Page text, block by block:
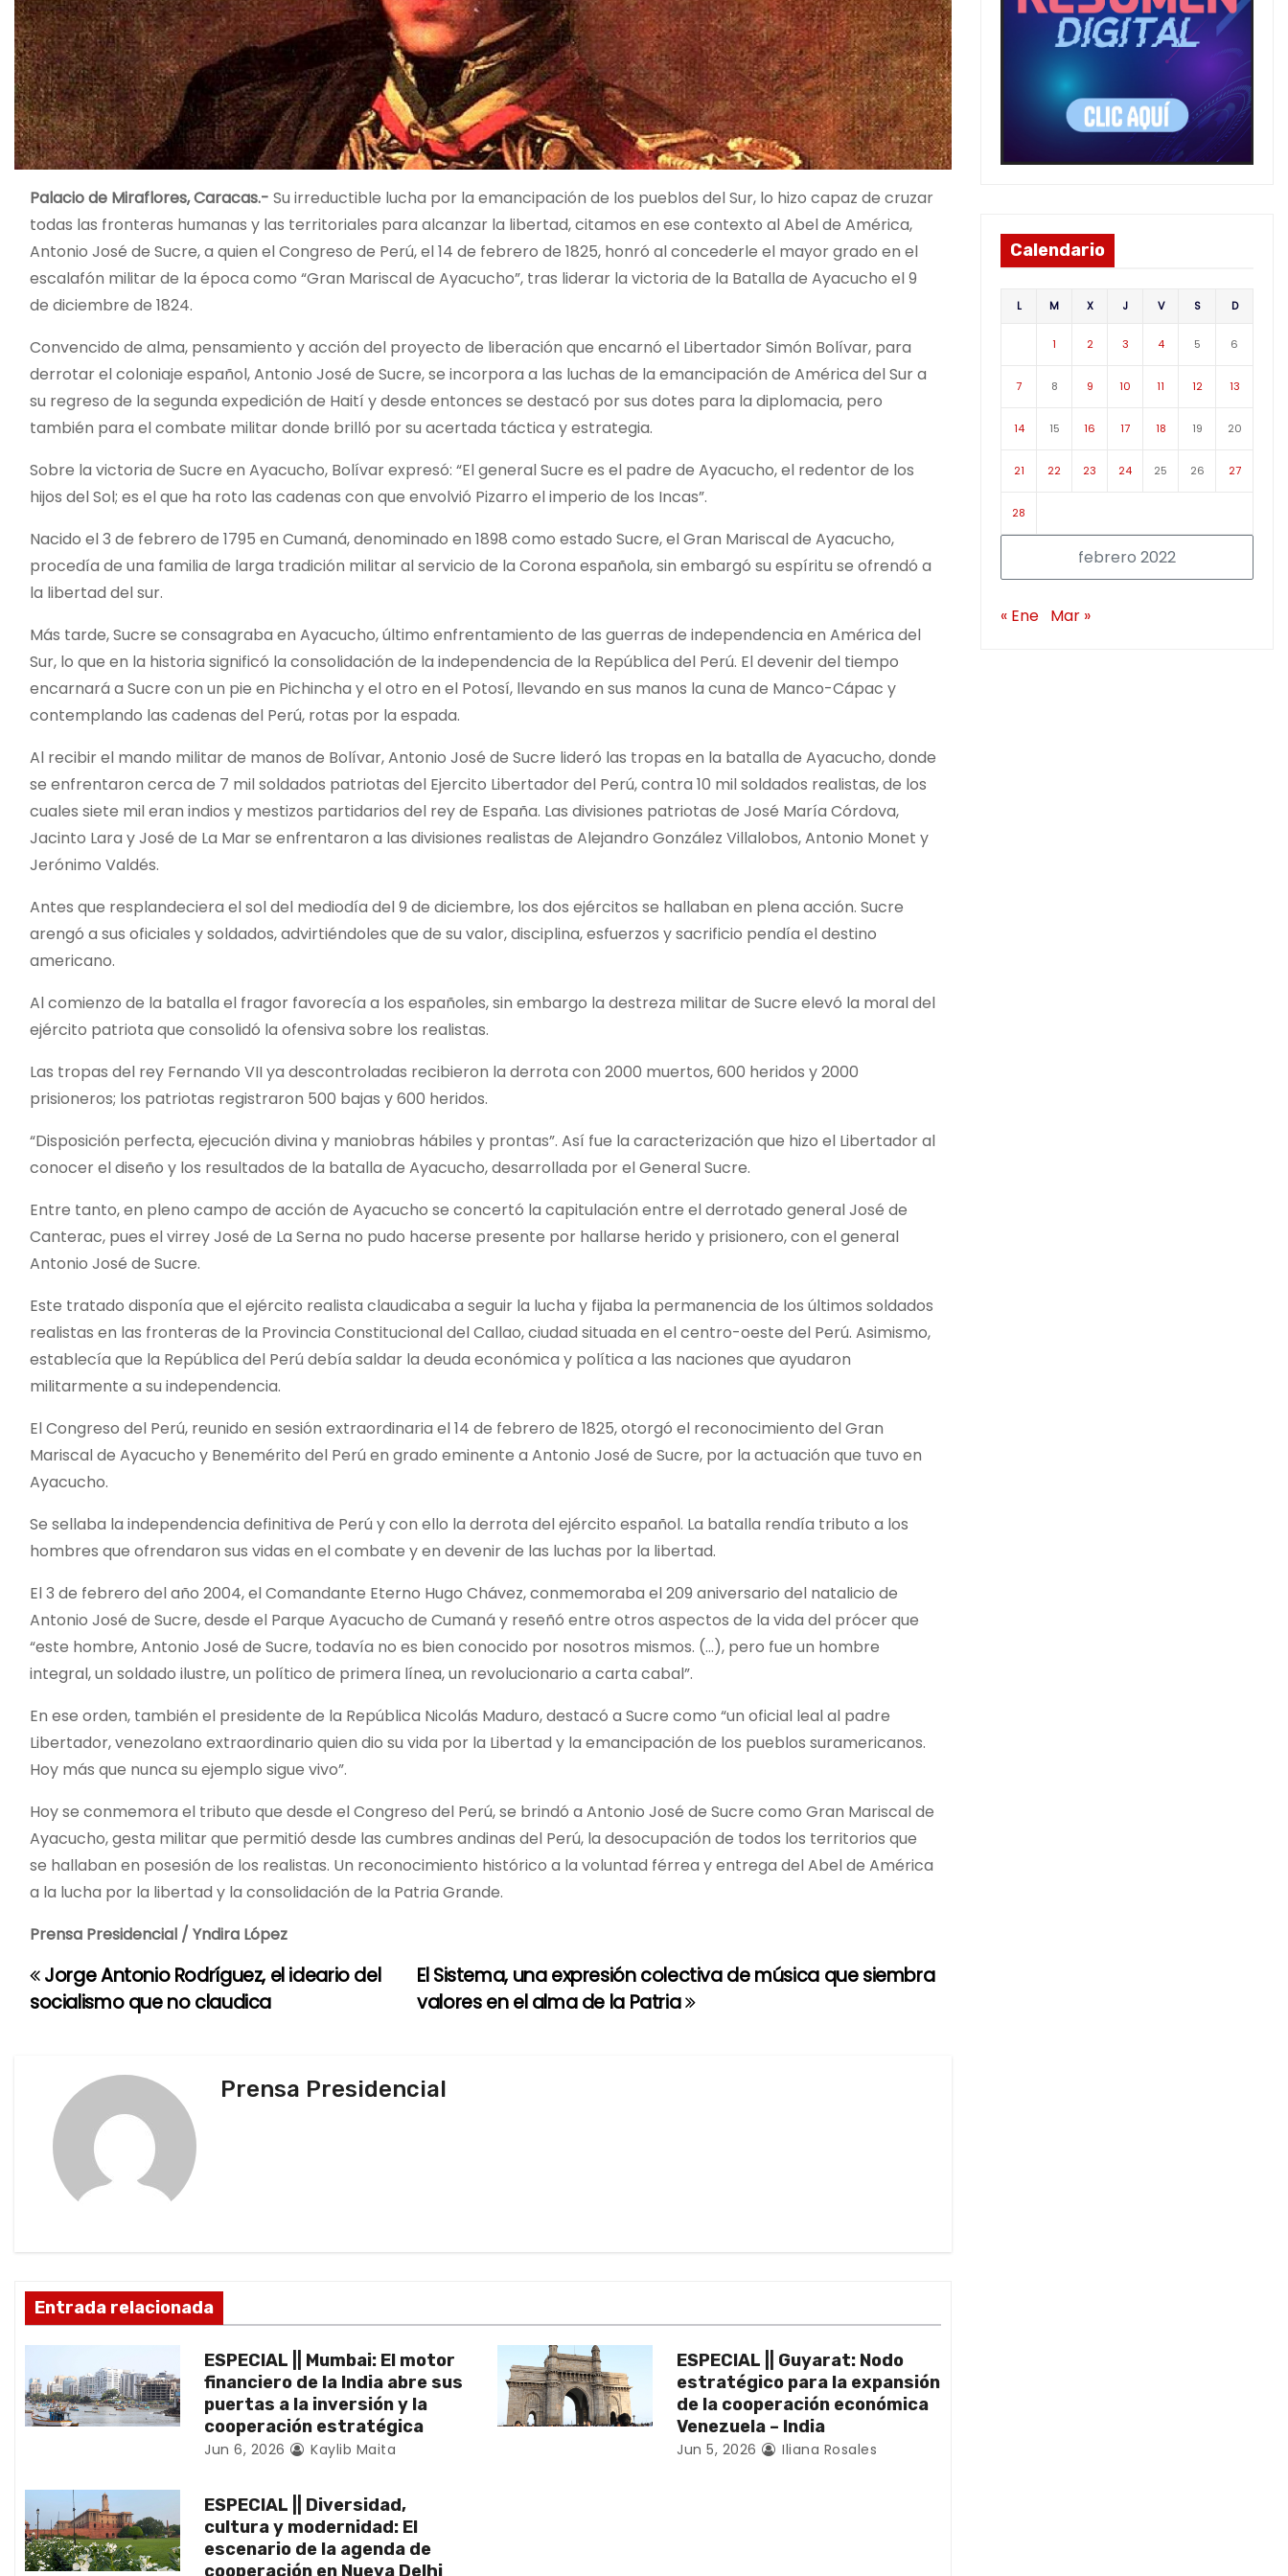
Palacio de Miraflores, Caracas.- Su irreductible lucha por la emancipación de los pueblos del Sur, lo hizo capaz de cruzar
todas las fronteras humanas y las territoriales para alcanzar la libertad, citamos en ese contexto al Abel de América,
Antonio José de Sucre, a quien el Congreso de Perú, el 14 de febrero de 1825, honró al concederle el mayor grado en el
escalafón militar de la época como “Gran Mariscal de Ayacucho”, tras liderar la victoria de la Batalla de Ayacucho el 9
de diciembre de 1824.
Convencido de alma, pensamiento y acción del proyecto de liberación que encarnó el Libertador Simón Bolívar, para
derrotar el coloniaje español, Antonio José de Sucre, se incorpora a las luchas de la emancipación de América del Sur a
su regreso de la segunda expedición de Haití y desde entonces se destacó por sus dotes para la diplomacia, pero
también para el combate militar donde brilló por su acertada táctica y estrategia.
Sobre la victoria de Sucre en Ayacucho, Bolívar expresó: “El general Sucre es el padre de Ayacucho, el redentor de los
hijos del Sol; es el que ha roto las cadenas con que envolvió Pizarro el imperio de los Incas”.
Nacido el 3 de febrero de 1795 en Cumaná, denominado en 1898 como estado Sucre, el Gran Mariscal de Ayacucho,
procedía de una familia de larga tradición militar al servicio de la Corona española, sin embargó su espíritu se ofrendó a
la libertad del sur.
Más tarde, Sucre se consagraba en Ayacucho, último enfrentamiento de las guerras de independencia en América del
Sur, lo que en la historia significó la consolidación de la independencia de la República del Perú. El devenir del tiempo
encarnará a Sucre con un pie en Pichincha y el otro en el Potosí, llevando en sus manos la cuna de Manco-Cápac y
contemplando las cadenas del Perú, rotas por la espada.
Al recibir el mando militar de manos de Bolívar, Antonio José de Sucre lideró las tropas en la batalla de Ayacucho, donde
se enfrentaron cerca de 7 mil soldados patriotas del Ejercito Libertador del Perú, contra 10 mil soldados realistas, de los
cuales siete mil eran indios y mestizos partidarios del rey de España. Las divisiones patriotas de José María Córdova,
Jacinto Lara y José de La Mar se enfrentaron a las divisiones realistas de Alejandro González Villalobos, Antonio Monet y
Jerónimo Valdés.
Antes que resplandeciera el sol del mediodía del 9 de diciembre, los dos ejércitos se hallaban en plena acción. Sucre
arengó a sus oficiales y soldados, advirtiéndoles que de su valor, disciplina, esfuerzos y sacrificio pendía el destino
americano.
Al comienzo de la batalla el fragor favorecía a los españoles, sin embargo la destreza militar de Sucre elevó la moral del
ejército patriota que consolidó la ofensiva sobre los realistas.
Las tropas del rey Fernando VII ya descontroladas recibieron la derrota con 2000 muertos, 600 heridos y 2000
prisioneros; los patriotas registraron 500 bajas y 600 heridos.
“Disposición perfecta, ejecución divina y maniobras hábiles y prontas”. Así fue la caracterización que hizo el Libertador al
conocer el diseño y los resultados de la batalla de Ayacucho, desarrollada por el General Sucre.
Entre tanto, en pleno campo de acción de Ayacucho se concertó la capitulación entre el derrotado general José de
Canterac, pues el virrey José de La Serna no pudo hacerse presente por hallarse herido y prisionero, con el general
Antonio José de Sucre.
Este tratado disponía que el ejército realista claudicaba a seguir la lucha y fijaba la permanencia de los últimos soldados
realistas en las fronteras de la Provincia Constitucional del Callao, ciudad situada en el centro-oeste del Perú. Asimismo,
establecía que la República del Perú debía saldar la deuda económica y política a las naciones que ayudaron
militarmente a su independencia.
El Congreso del Perú, reunido en sesión extraordinaria el 14 de febrero de 1825, otorgó el reconocimiento del Gran
Mariscal de Ayacucho y Benemérito del Perú en grado eminente a Antonio José de Sucre, por la actuación que tuvo en
Ayacucho.
Se sellaba la independencia definitiva de Perú y con ello la derrota del ejército español. La batalla rendía tributo a los
hombres que ofrendaron sus vidas en el combate y en devenir de las luchas por la libertad.
El 3 de febrero del año 2004, el Comandante Eterno Hugo Chávez, conmemoraba el 209 aniversario del natalicio de
Antonio José de Sucre, desde el Parque Ayacucho de Cumaná y reseñó entre otros aspectos de la vida del prócer que
“este hombre, Antonio José de Sucre, todavía no es bien conocido por nosotros mismos. (…), pero fue un hombre
integral, un soldado ilustre, un político de primera línea, un revolucionario a carta cabal”.
En ese orden, también el presidente de la República Nicolás Maduro, destacó a Sucre como “un oficial leal al padre
Libertador, venezolano extraordinario quien dio su vida por la Libertad y la emancipación de los pueblos suramericanos.
Hoy más que nunca su ejemplo sigue vivo”.
Hoy se conmemora el tributo que desde el Congreso del Perú, se brindó a Antonio José de Sucre como Gran Mariscal de
Ayacucho, gesta militar que permitió desde las cumbres andinas del Perú, la desocupación de todos los territorios que
se hallaban en posesión de los realistas. Un reconocimiento histórico a la voluntad férrea y entrega del Abel de América
a la lucha por la libertad y la consolidación de la Patria Grande.
Prensa Presidencial / Yndira López
N
ó
n
d
e
n
t
El Sistema, una expresión colectiva de música que siembra
valores en el alma de la Patria
Jorge Antonio Rodríguez, el ideario del
socialismo que no claudica
Prensa Presidencial
Entrada relacionada
ESPECIAL || Mumbai: El motor
financiero de la India abre sus
puertas a la inversión y la
cooperación estratégica
Jun 6, 2026 Kaylib Maita
ESPECIAL || Guyarat: Nodo
estratégico para la expansión
de la cooperación económica
Venezuela – India
Jun 5, 2026 Iliana Rosales
ESPECIAL || Diversidad,
cultura y modernidad: El
escenario de la agenda de
cooperación en Nueva Delhi
Calendario
febrero 2022
L M X J V S D
1 2 3 4 5 6
7 8 9 10 11 12 13
14 15 16 17 18 19 20
21 22 23 24 25 26 27
28
« Ene Mar »